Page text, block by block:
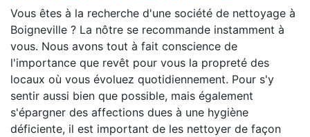
Vous êtes à la recherche d'une société de nettoyage à
Boigneville ? La nôtre se recommande instamment à
vous. Nous avons tout à fait conscience de
l'importance que revêt pour vous la propreté des
locaux où vous évoluez quotidiennement. Pour s'y
sentir aussi bien que possible, mais également
s'épargner des affections dues à une hygiène
déficiente, il est important de les nettoyer de façon